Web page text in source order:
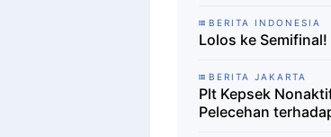
BERITA INDONESIA
Lolos ke
BERITA JAKARTA
Plt Kepsek
Pelecehan